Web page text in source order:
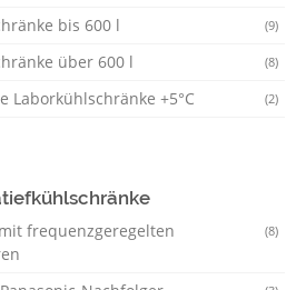
(9)
bis 600 l
(8)
über 600 l
(2)
Laborkühlschränke +5°C
(8)
frequenzgeregelten